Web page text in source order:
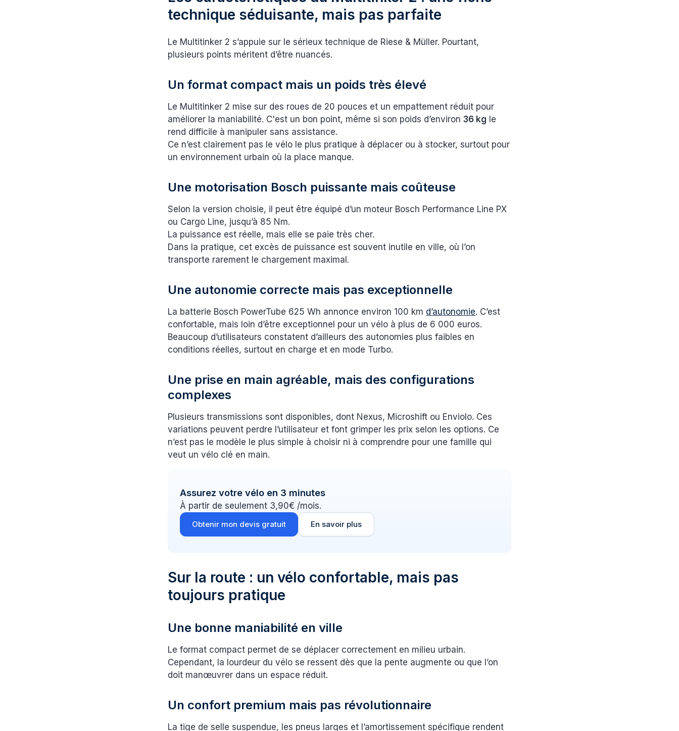
technique séduisante, mais pas parfaite
Le Multitinker 2 s’appuie sur le sérieux technique de Riese & Müller. Pourtant,
plusieurs points méritent d’être nuancés.
Un format compact mais un poids très élevé
Le Multitinker 2 mise sur des roues de 20 pouces et un empattement réduit pour
améliorer la maniabilité. C'est un bon point, même si son poids d’environ36 kg le
rend difficile à manipuler sans assistance.
Ce n’est clairement pas le vélo le plus pratique à déplacer ou à stocker, surtout pour
un environnement urbain où la place manque.
Une motorisation Bosch puissante mais coûteuse
Selon la version choisie, il peut être équipé d’un moteur Bosch Performance Line PX
ou Cargo Line, jusqu’à 85 Nm.
La puissance est réelle, mais elle se paie très cher.
Dans la pratique, cet excès de puissance est souvent inutile en ville, où l’on
transporte rarement le chargement maximal.
Une autonomie correcte mais pas exceptionnelle
La batterie Bosch PowerTube 625 Wh annonce environ 100 km d’autonomie. C’est
confortable, mais loin d’être exceptionnel pour un vélo à plus de 6 000 euros.
Beaucoup d’utilisateurs constatent d’ailleurs des autonomies plus faibles en
conditions réelles, surtout en charge et en mode Turbo.
Une prise en main agréable, mais des configurations
complexes
Plusieurs transmissions sont disponibles, dont Nexus, Microshift ou Enviolo. Ces
variations peuvent perdre l’utilisateur et font grimper les prix selon les options. Ce
n’est pas le modèle le plus simple à choisir ni à comprendre pour une famille qui
veut un vélo clé en main.
Assurez votre vélo en 3 minutes
À partir de seulement 3,90€ /mois.
Obtenir mon devis gratuit En savoir plus
Sur la route : un vélo confortable, mais pas
toujours pratique
Une bonne maniabilité en ville
Le format compact permet de se déplacer correctement en milieu urbain.
Cependant, la lourdeur du vélo se ressent dès que la pente augmente ou que l’on
doit manœuvrer dans un espace réduit.
Un confort premium mais pas révolutionnaire
La tige de selle suspendue, les pneus larges et l’amortissement spécifique rendent